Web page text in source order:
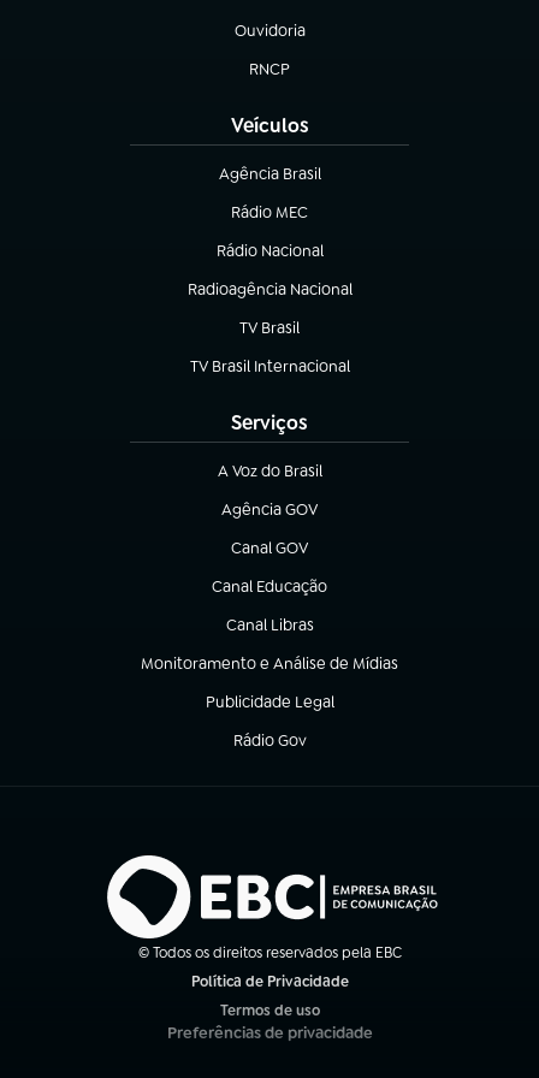
Ouvidoria
(abre em nova aba)
RNCP
(abre em nova aba)
Veículos
Agência Brasil
(abre em nova aba)
Rádio MEC
(abre em nova aba)
Rádio Nacional
Radioagência Nacional
(abre em nova aba)
TV Brasil
(abre em nova aba)
TV Brasil Internacional
(abre em nova aba)
Serviços
A Voz do Brasil
(abre em nova aba)
Agência GOV
(abre em nova aba)
Canal GOV
(abre em nova aba)
Canal Educação
(abre em nova aba)
Canal Libras
(abre em nova aba)
Monitoramento e Análise de Mídias
(abre em nova aba)
Publicidade Legal
(abre em nova aba)
Rádio Gov
(abre em nova aba)
© Todos os direitos reservados pela EBC
Política de Privacidade
Termos de uso
(abre em nova aba)
Preferências de privacidade